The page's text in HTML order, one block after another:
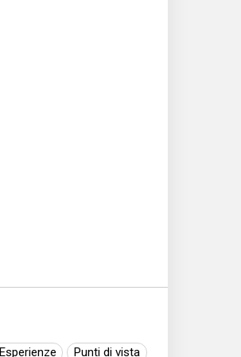
Esperienze Punti di vista